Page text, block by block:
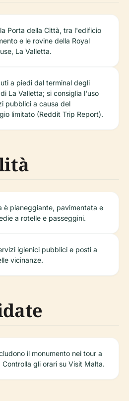
Porta della Città, tra l'edificio
e le rovine della Royal
La Valletta.
a piedi dal terminal degli
La Valletta; si consiglia l'uso
pubblici a causa del
limitato (Reddit Trip Report).
è pianeggiante, pavimentata e
a rotelle e passeggini.
igienici pubblici e posti a
vicinanze.
il monumento nei tour a
gli orari su Visit Malta.